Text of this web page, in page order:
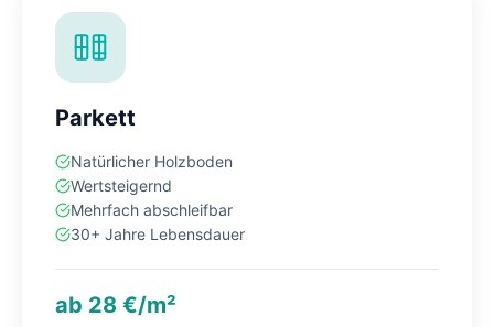
Parkett
Natürlicher Holzboden
Wertsteigernd
Mehrfach abschleifbar
30+ Jahre Lebensdauer
ab 28 €/m²